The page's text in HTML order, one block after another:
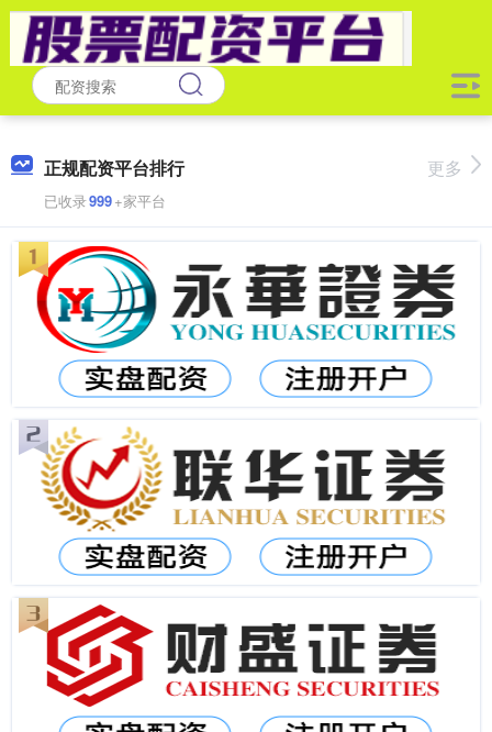
正规配资平台排行
已收录999+家平台
更多